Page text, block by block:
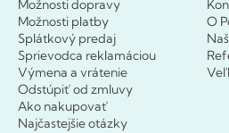
Možnosti dopravy
Možnosti platby
Splátkový predaj
Sprievodca reklamáciou
Výmena a vrátenie
Odstúpiť od zmluvy
Ako nakupovať
Najčastejšie otázky
O